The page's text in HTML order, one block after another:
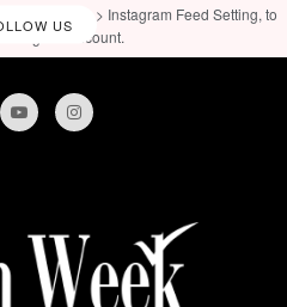
US
Like & View > Instagram Feed Setting, to
account.